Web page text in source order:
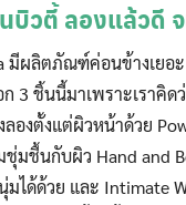
บิวตี้ ลองแล้วดี
มีผลิตภัณฑ์ค่อนข้างเยอ
3 ชิ้นนี้มาเพราะเราคิด
องตั้งแต่ผิวหน้าด้วย
ชุ่มชื้นกับผิว Hand and
มได้ด้วย และ Intimate